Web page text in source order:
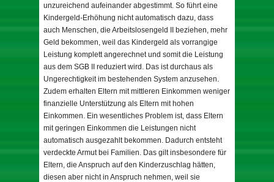
unzureichend aufeinander abgestimmt. So führt eine
Kindergeld-Erhöhung nicht automatisch dazu, dass
auch Menschen, die Arbeitslosengeld II beziehen, mehr
Geld bekommen, weil das Kindergeld als vorrangige
Leistung komplett angerechnet und somit die Leistung
aus dem SGB II reduziert wird. Das ist durchaus als
Ungerechtigkeit im bestehenden System anzusehen.
Zudem erhalten Eltern mit mittleren Einkommen weniger
finanzielle Unterstützung als Eltern mit hohen
Einkommen. Ein wesentliches Problem ist, dass Eltern
mit geringen Einkommen die Leistungen nicht
automatisch ausgezahlt bekommen. Dadurch entsteht
verdeckte Armut bei Familien. Das gilt insbesondere für
Eltern, die Anspruch auf den Kinderzuschlag hätten,
diesen aber nicht in Anspruch nehmen, weil sie